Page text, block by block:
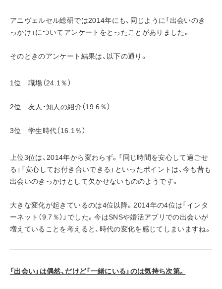
アニヴェルセル総研では2014年にも、同じように「出会いのき
っかけ」についてアンケートをとったことがありました。
そのときのアンケート結果は、以下の通り。
1位　職場（24.1％）
2位　友人・知人の紹介（19.6％）
3位　学生時代（16.1％）
上位3位は、2014年から変わらず。「同じ時間を安心して過ごせ
る」「安心してお付き合いできる」といったポイントは、今も昔も
出会いのきっかけとして欠かせないもののようです。
大きな変化が起きているのは4位以降。2014年の4位は「インタ
ーネット（9.7％）」でした。今はSNSや婚活アプリでの出会いが
増えていることを考えると、時代の変化を感じてしまいますね。
「出会い」は偶然、だけど「一緒にいる」のは気持ち次第。